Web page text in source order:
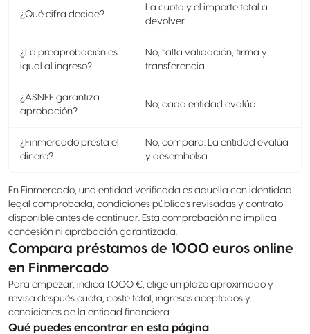
¿Qué cifra decide?
La cuota y el importe total a
devolver
¿La preaprobación es
igual al ingreso?
No; falta validación, firma y
transferencia
¿ASNEF garantiza
aprobación?
No; cada entidad evalúa
¿Finmercado presta el
dinero?
No; compara. La entidad evalúa
y desembolsa
En Finmercado, una entidad verificada es aquella con identidad
legal comprobada, condiciones públicas revisadas y contrato
disponible antes de continuar. Esta comprobación no implica
concesión ni aprobación garantizada.
Compara préstamos de 1000 euros online
en Finmercado
Para empezar, indica 1.000 €, elige un plazo aproximado y
revisa después cuota, coste total, ingresos aceptados y
condiciones de la entidad financiera.
Qué puedes encontrar en esta página